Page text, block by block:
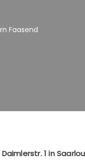
Faasend
1 in